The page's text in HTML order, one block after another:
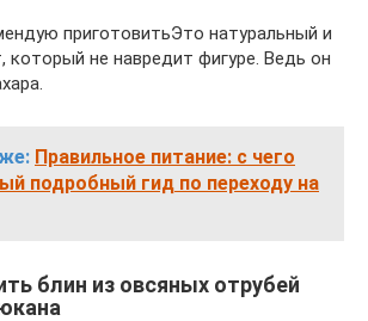
приготовитьЭто натуральный и
который не навредит фигуре. Ведь он
Правильное питание: с чего
подробный гид по переходу на
блин из овсяных отрубей